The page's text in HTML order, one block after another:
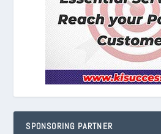
SPONSORING PARTNER